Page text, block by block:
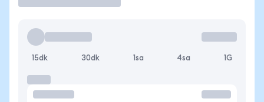
15dk 30dk 1sa 4sa 1G